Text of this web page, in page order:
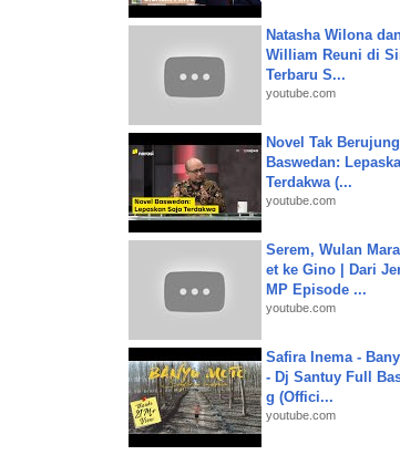
Natasha Wilona
William Reuni di
Terbaru S...
youtube.com
Novel Tak
Baswedan:
Terdakwa (...
youtube.com
Serem, Wulan
et ke Gino | Dari
MP Episode ...
youtube.com
Safira Inema -
- Dj Santuy Full
g (Offici...
youtube.com